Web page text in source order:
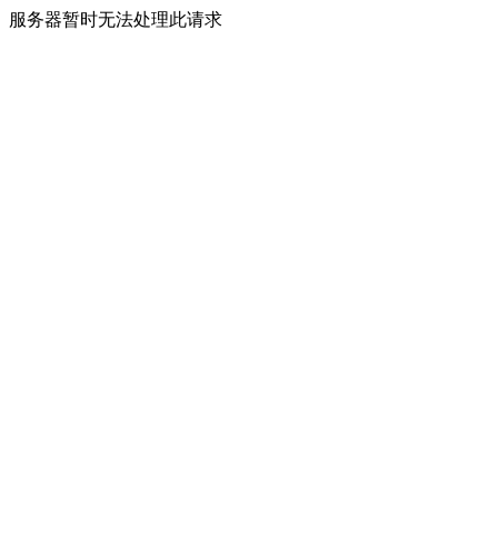
服务器暂时无法处理此请求